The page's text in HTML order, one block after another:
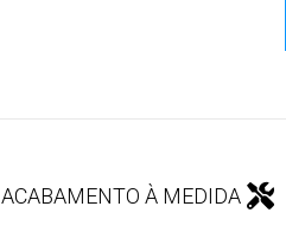
ACABAMENTO À MEDIDA